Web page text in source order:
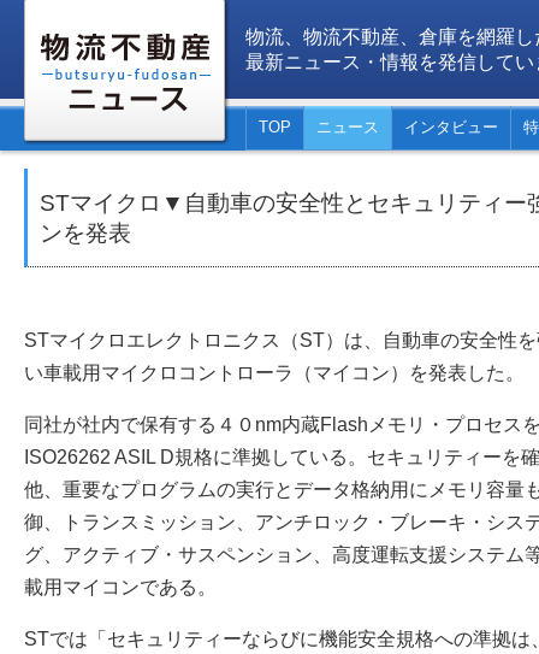
物流、物流不動産、倉庫を網羅し
最新ニュース・情報を発信してい
TOP ニュース インタビュー
STマイクロ▼自動車の安全性とセキュリティー
ンを発表
STマイクロエレクトロニクス（ST）は、自動車の安全性
い車載用マイクロコントローラ（マイコン）を発表した。
同社が社内で保有する４０nm内蔵Flashメモリ・プロセス
ISO26262 ASIL D規格に準拠している。セキュリティーを
他、重要なプログラムの実行とデータ格納用にメモリ容量
御、トランスミッション、アンチロック・ブレーキ・シス
グ、アクティブ・サスペンション、高度運転支援システム
載用マイコンである。
STでは「セキュリティーならびに機能安全規格への準拠